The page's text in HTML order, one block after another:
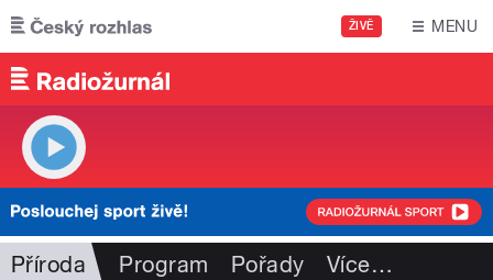
Přejít k hlavnímu obsahu
ŽIVĚ MENU
Příroda Program Pořady Více…